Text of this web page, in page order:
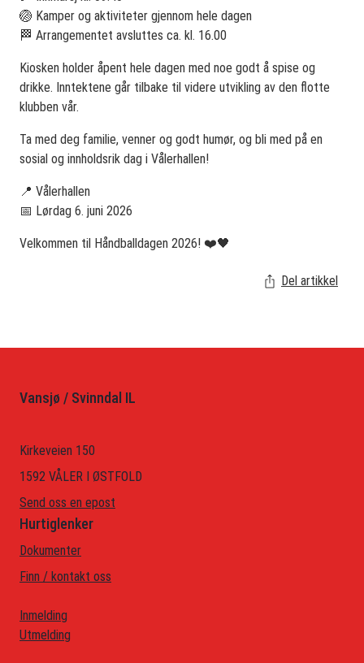
🏐 Kamper og aktiviteter gjennom hele dagen
🏁 Arrangementet avsluttes ca. kl. 16.00
Kiosken holder åpent hele dagen med noe godt å spise og
drikke. Inntektene går tilbake til videre utvikling av den flotte
klubben vår.
Ta med deg familie, venner og godt humør, og bli med på en
sosial og innholdsrik dag i Vålerhallen!
📍 Vålerhallen
📅 Lørdag 6. juni 2026
Velkommen til Håndballdagen 2026! ❤️🖤
Del artikkel
Vansjø / Svinndal IL
Kirkeveien 150
1592 VÅLER I ØSTFOLD
Send oss en epost
Hurtiglenker
Dokumenter
Finn / kontakt oss
Inmelding
Utmelding